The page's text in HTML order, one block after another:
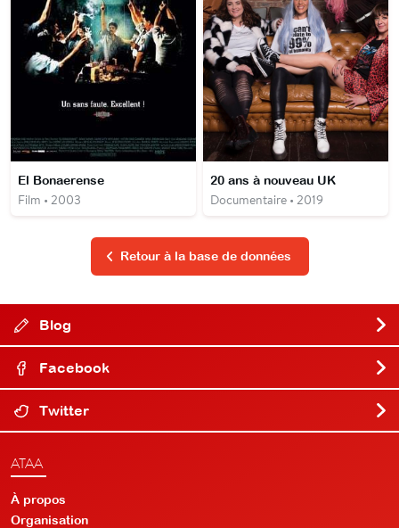
El Bonaerense
Film • 2003
20 ans à nouveau UK
Documentaire • 2019
Retour à la base de données
Blog
Facebook
Twitter
ATAA
À propos
Organisation